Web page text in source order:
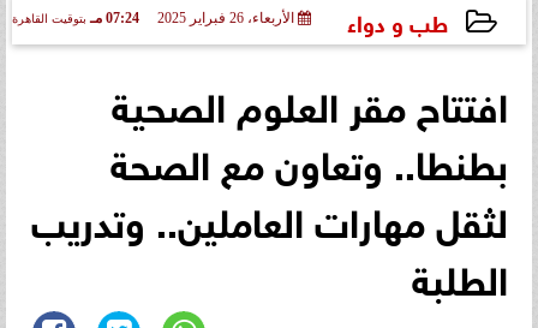
طب و دواء الأربعاء، 26 فبراير 2025 07:24 مـ بتوقيت القاهرة
افتتاح مقر العلوم الصحية
بطنطا.. وتعاون مع الصحة
لثقل مهارات العاملين.. وتدريب
الطلبة